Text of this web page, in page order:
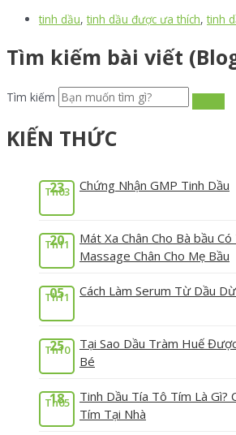
tinh dầu,tinh dầu được ưa thích,tinh
Tìm kiếm bài viết
Tìm kiếm
KIẾN THỨC
23
Th03 Chứng Nhận GMP Tinh Dầu
20
Th11
Mát Xa Chân Cho Bà bầu
Massage Chân Cho Mẹ Bầu
05
Th11 Cách Làm Serum Từ Dầu
25
Th10
Tại Sao Dầu Tràm Huế
Bé
18
Th05
Tinh Dầu Tía Tô Tím Là Gì?
Tím Tại Nhà